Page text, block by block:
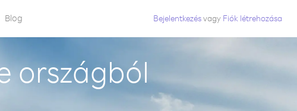
Blog Bejelentkezésvagy Fiók létrehozása
országból